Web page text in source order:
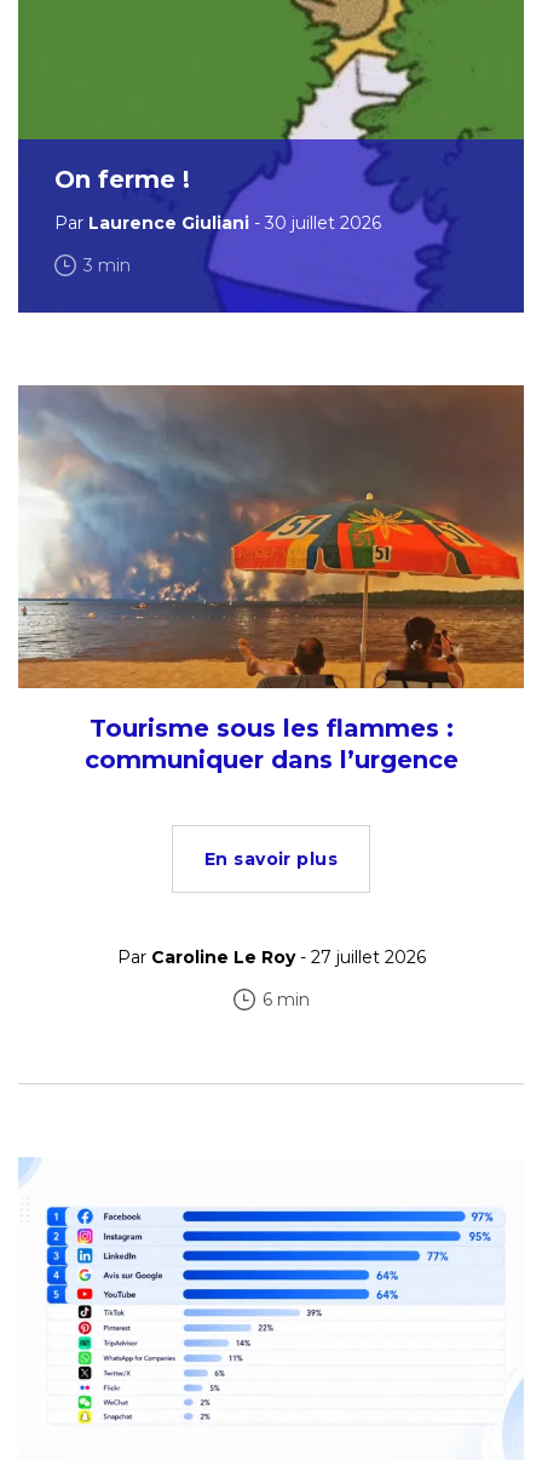
On ferme !
Par Laurence Giuliani - 30 juillet 2026
3 min
Tourisme sous les flammes :
communiquer dans l’urgence
En savoir plus
Par Caroline Le Roy- 27 juillet 2026
6 min